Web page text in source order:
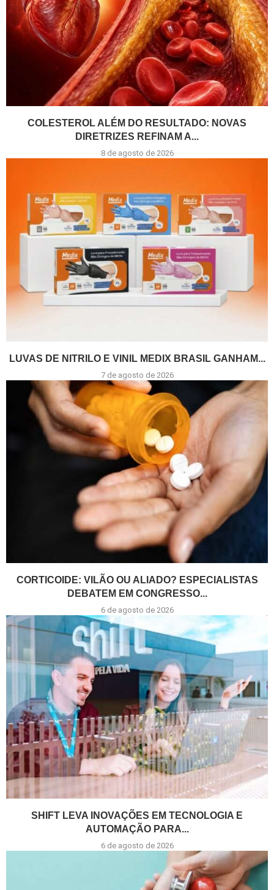
COLESTEROL ALÉM DO RESULTADO: NOVAS
DIRETRIZES REFINAM A...
8 de agosto de 2026
LUVAS DE NITRILO E VINIL MEDIX BRASIL GANHAM...
7 de agosto de 2026
CORTICOIDE: VILÃO OU ALIADO? ESPECIALISTAS
DEBATEM EM CONGRESSO...
6 de agosto de 2026
SHIFT LEVA INOVAÇÕES EM TECNOLOGIA E
AUTOMAÇÃO PARA...
6 de agosto de 2026